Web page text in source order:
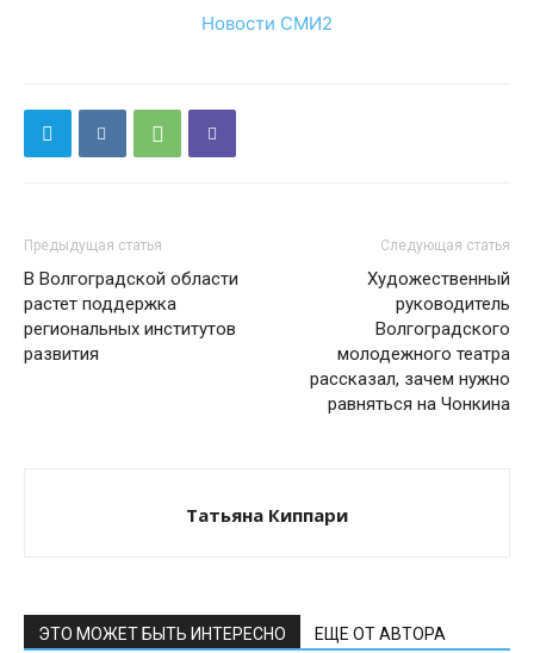
Новости СМИ2
Предыдущая статья
В Волгоградской области
растет поддержка
региональных институтов
развития
Следующая статья
Художественный
руководитель
Волгоградского
молодежного театра
рассказал, зачем нужно
равняться на Чонкина
Татьяна Киппари
ЭТО МОЖЕТ БЫТЬ ИНТЕРЕСНО ЕЩЕ ОТ АВТОРА